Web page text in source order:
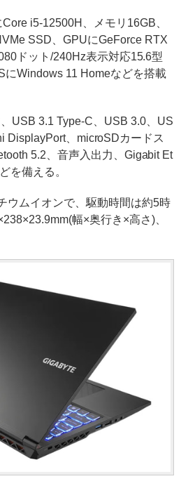
i5-12500H、メモリ16GB、
SSD、GPUにGeForce RTX
ドット/240Hz表示対応15.6型
にWindows 11 Homeなどを搭載
USB 3.1 Type-C、USB 3.0、US
DisplayPort、microSDカードス
5.2、音声入出力、Gigabit Et
を備える。
ムイオンで、駆動時間は約5時
幅×奥行き×高さ)、